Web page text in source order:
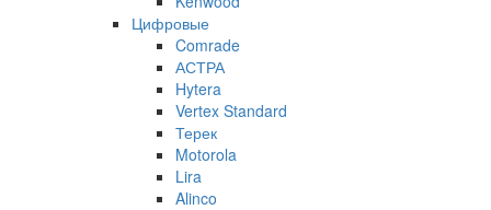
Цифровые
Comrade
АСТРА
Hytera
Vertex Standard
Терек
Motorola
Lira
Alinco